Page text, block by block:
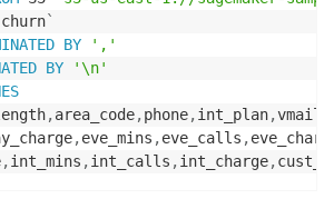
churn`
BY
','
BY
'\n'
,area_code,phone,int_plan,
,eve_mins ,eve_calls ,
,int_mins ,int_calls ,int_charge,